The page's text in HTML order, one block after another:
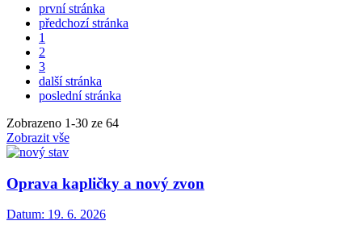
první stránka
předchozí stránka
1
2
3
další stránka
poslední stránka
Zobrazeno 1-30 ze 64
Zobrazit vše
Oprava kapličky a nový zvon
Datum: 19. 6. 2026